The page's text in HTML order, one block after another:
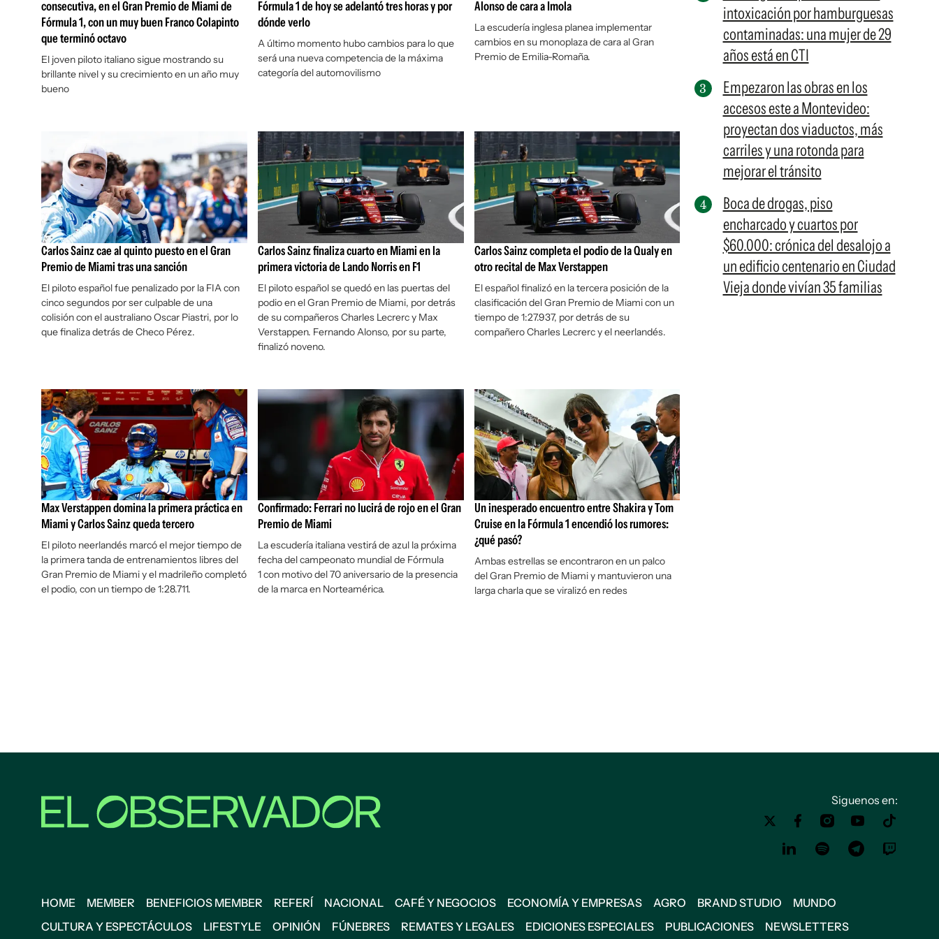
consecutiva, en el Gran Premio de Miami de
Fórmula 1, con un muy buen Franco Colapinto
que terminó octavo
El joven piloto italiano sigue mostrando su
brillante nivel y su crecimiento en un año muy
bueno
Fórmula 1 de hoy se adelantó tres horas y por
dónde verlo
A último momento hubo cambios para lo que
será una nueva competencia de la máxima
categoría del automovilismo
Alonso de cara a Imola
La escudería inglesa planea implementar
cambios en su monoplaza de cara al Gran
Premio de Emilia-Romaña.
Carlos Sainz cae al quinto puesto en el Gran
Premio de Miami tras una sanción
El piloto español fue penalizado por la FIA con
cinco segundos por ser culpable de una
colisión con el australiano Oscar Piastri, por lo
que finaliza detrás de Checo Pérez.
Carlos Sainz finaliza cuarto en Miami en la
primera victoria de Lando Norris en F1
El piloto español se quedó en las puertas del
podio en el Gran Premio de Miami, por detrás
de su compañeros Charles Lecrerc y Max
Verstappen. Fernando Alonso, por su parte,
finalizó noveno.
Carlos Sainz completa el podio de la Qualy en
otro recital de Max Verstappen
El español finalizó en la tercera posición de la
clasificación del Gran Premio de Miami con un
tiempo de 1:27.937, por detrás de su
compañero Charles Lecrerc y el neerlandés.
Max Verstappen domina la primera práctica en
Miami y Carlos Sainz queda tercero
El piloto neerlandés marcó el mejor tiempo de
la primera tanda de entrenamientos libres del
Gran Premio de Miami y el madrileño completó
el podio, con un tiempo de 1:28.711.
Confirmado: Ferrari no lucirá de rojo en el Gran
Premio de Miami
La escudería italiana vestirá de azul la próxima
fecha del campeonato mundial de Fórmula
1 con motivo del 70 aniversario de la presencia
de la marca en Norteamérica.
Un inesperado encuentro entre Shakira y Tom
Cruise en la Fórmula 1 encendió los rumores:
¿qué pasó?
Ambas estrellas se encontraron en un palco
del Gran Premio de Miami y mantuvieron una
larga charla que se viralizó en redes
intoxicación por hamburguesas
contaminadas: una mujer de 29
años está en CTI
Empezaron las obras en los
accesos este a Montevideo:
proyectan dos viaductos, más
carriles y una rotonda para
mejorar el tránsito
Boca de drogas, piso
encharcado y cuartos por
$60.000: crónica del desalojo a
un edificio centenario en Ciudad
Vieja donde vivían 35 familias
Siguenos en:
HOME MEMBER BENEFICIOS MEMBER REFERÍ NACIONAL CAFÉ Y NEGOCIOS ECONOMÍA Y EMPRESAS AGRO BRAND STUDIO
MUNDO
CULTURA Y ESPECTÁCULOS
LIFESTYLE OPINIÓN FÚNEBRES REMATES Y LEGALES EDICIONES ESPECIALES PUBLICACIONES NEWSLETTERS